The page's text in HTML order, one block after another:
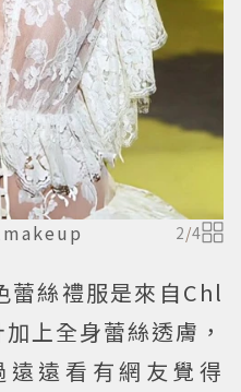
2/4
蕾絲禮服是來自Chl
上全身蕾絲透膚，
遠看有網友覺得